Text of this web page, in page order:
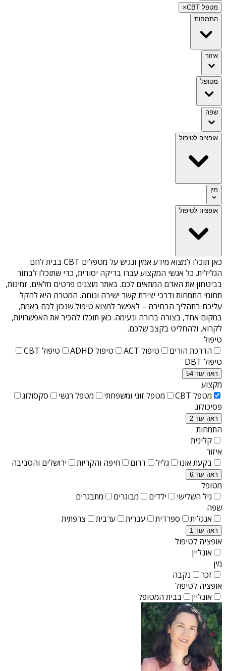
מטפל CBT
×
התמחות
איזור
מטופל
שפה
אופציה לטיפול
מין
אופציה לטיפול
כאן תוכלו למצוא מידע אמין ונגיש על
מטפלים CBT בבית לחם
הגלילית. כל אנשי המקצוע עברו בדיקה יסודית, כדי שתוכלו לבחור
בביטחון את האדם המתאים לכם. באתר מוצגים פרטים מלאים, זמינות,
תחומי התמחות ודרכי יצירת קשר ישירה ונוחה. המטרה היא להקל
עליכם בתהליך הבחירה – לאפשר למצוא טיפול שנכון לכם באמת,
במקום אחד, בצורה ברורה ונעימה. כאן תוכלו להכיר את האפשרויות,
לקרוא, ולהחליט בקצב שלכם.
טיפול
הדרכת הורים
טיפול ACT טיפול ADHD
טיפול CBT
טיפול DBT
ראה עוד 54
מקצוע
מטפל CBT
מטפל זוגי ומשפחתי מטפל רגשי
סקסולוג
פסיכולוג
ראה עוד 2
התמחות
קלינית
איזור
בקעת אונו
גליל דרום חיפה והקריות ירושלים והסביבה
ראה עוד 6
מטופל
גיל השלישי
ילדים מבוגרים
מתבגרים
שפה
אנגלית
ספרדית עברית ערבית צרפתית
ראה עוד 1
אופציה לטיפול
אונליין
מין
זכר
נקבה
אופציה לטיפול
אונליין
בבית המטופל